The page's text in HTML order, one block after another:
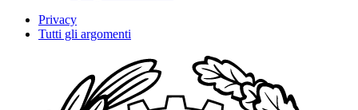
Privacy
Tutti gli argomenti